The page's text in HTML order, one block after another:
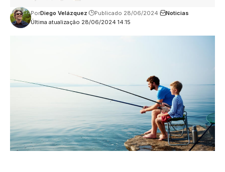
Última atualização 28/06/2024 14:15
PorDiego Velázquez Publicado 28/06/2024 Noticias